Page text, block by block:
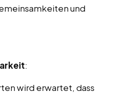
und
:
wird erwartet, dass